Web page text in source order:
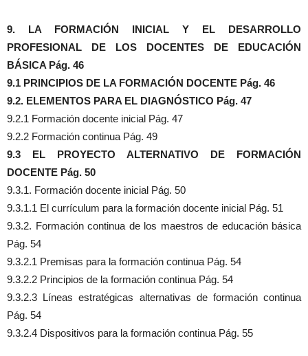
9. LA FORMACIÓN INICIAL Y EL DESARROLLO
PROFESIONAL DE LOS DOCENTES DE EDUCACIÓN
BÁSICA Pág. 46
9.1 PRINCIPIOS DE LA FORMACIÓN DOCENTE Pág. 46
9.2. ELEMENTOS PARA EL DIAGNÓSTICO Pág. 47
9.2.1 Formación docente inicial Pág. 47
9.2.2 Formación continua Pág. 49
9.3 EL PROYECTO ALTERNATIVO DE FORMACIÓN
DOCENTE Pág. 50
9.3.1. Formación docente inicial Pág. 50
9.3.1.1 El currículum para la formación docente inicial Pág. 51
9.3.2. Formación continua de los maestros de educación básica
Pág. 54
9.3.2.1 Premisas para la formación continua Pág. 54
9.3.2.2 Principios de la formación continua Pág. 54
9.3.2.3 Líneas estratégicas alternativas de formación continua
Pág. 54
9.3.2.4 Dispositivos para la formación continua Pág. 55